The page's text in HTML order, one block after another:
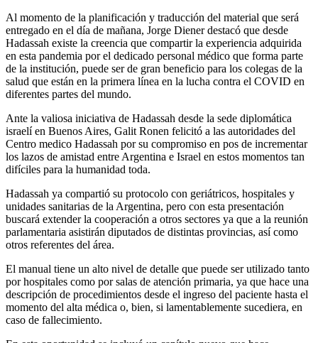
Al momento de la planificación y traducción del material que será
entregado en el día de mañana, Jorge Diener destacó que desde
Hadassah existe la creencia que compartir la experiencia adquirida
en esta pandemia por el dedicado personal médico que forma parte
de la institución, puede ser de gran beneficio para los colegas de la
salud que están en la primera línea en la lucha contra el COVID en
diferentes partes del mundo.
Ante la valiosa iniciativa de Hadassah desde la sede diplomática
israelí en Buenos Aires, Galit Ronen felicitó a las autoridades del
Centro medico Hadassah por su compromiso en pos de incrementar
los lazos de amistad entre Argentina e Israel en estos momentos tan
difíciles para la humanidad toda.
Hadassah ya compartió su protocolo con geriátricos, hospitales y
unidades sanitarias de la Argentina, pero con esta presentación
buscará extender la cooperación a otros sectores ya que a la reunión
parlamentaria asistirán diputados de distintas provincias, así como
otros referentes del área.
El manual tiene un alto nivel de detalle que puede ser utilizado tanto
por hospitales como por salas de atención primaria, ya que hace una
descripción de procedimientos desde el ingreso del paciente hasta el
momento del alta médica o, bien, si lamentablemente sucediera, en
caso de fallecimiento.